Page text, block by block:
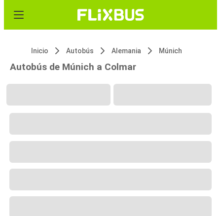
Inicio Autobús Alemania Múnich
Autobús de Múnich a Colmar